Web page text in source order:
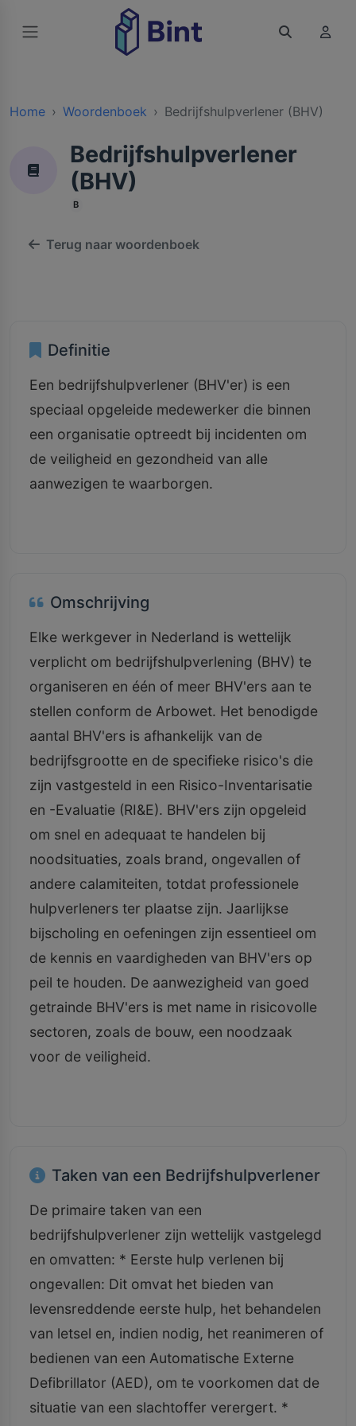
Home Woordenboek Bedrijfshulpverlener (BHV)
Bedrijfshulpverlener
(BHV)
B
Terug naar woordenboek
Definitie
Een bedrijfshulpverlener (BHV'er) is een
speciaal opgeleide medewerker die binnen
een organisatie optreedt bij incidenten om
de veiligheid en gezondheid van alle
aanwezigen te waarborgen.
Omschrijving
Elke werkgever in Nederland is wettelijk
verplicht om bedrijfshulpverlening (BHV) te
organiseren en één of meer BHV'ers aan te
stellen conform de Arbowet. Het benodigde
aantal BHV'ers is afhankelijk van de
bedrijfsgrootte en de specifieke risico's die
zijn vastgesteld in een Risico-Inventarisatie
en -Evaluatie (RI&E). BHV'ers zijn opgeleid
om snel en adequaat te handelen bij
noodsituaties, zoals brand, ongevallen of
andere calamiteiten, totdat professionele
hulpverleners ter plaatse zijn. Jaarlijkse
bijscholing en oefeningen zijn essentieel om
de kennis en vaardigheden van BHV'ers op
peil te houden. De aanwezigheid van goed
getrainde BHV'ers is met name in risicovolle
sectoren, zoals de bouw, een noodzaak
voor de veiligheid.
Taken van een Bedrijfshulpverlener
De primaire taken van een
bedrijfshulpverlener zijn wettelijk vastgelegd
en omvatten: * Eerste hulp verlenen bij
ongevallen: Dit omvat het bieden van
levensreddende eerste hulp, het behandelen
van letsel en, indien nodig, het reanimeren of
bedienen van een Automatische Externe
Defibrillator (AED), om te voorkomen dat de
situatie van een slachtoffer verergert. *